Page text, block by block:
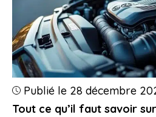
Tout ce qu’il faut savoir
Publié le 28 décembre